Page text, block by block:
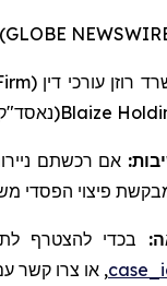
רוזן עורכי דין (
Blaize
אם רכשתם
פיצוי הפסדי
בכדי להצטרף
, או צרו קשר